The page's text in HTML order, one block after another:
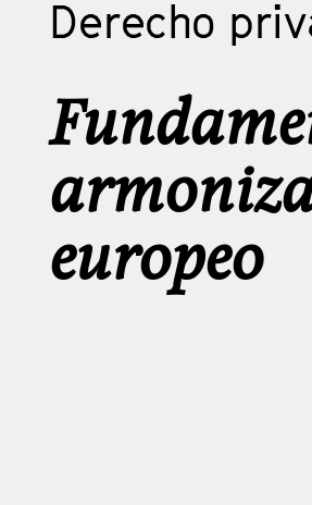
Derecho
europeo